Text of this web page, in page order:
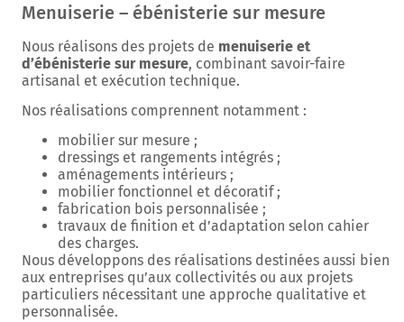
Menuiserie – ébénisterie sur mesure
Nous réalisons des projets de menuiserie et
d’ébénisterie sur mesure, combinant savoir-faire
artisanal et exécution technique.
Nos réalisations comprennent notamment :
mobilier sur mesure ;
dressings et rangements intégrés ;
aménagements intérieurs ;
mobilier fonctionnel et décoratif ;
fabrication bois personnalisée ;
travaux de finition et d’adaptation selon cahier
des charges.
Nous développons des réalisations destinées aussi bien
aux entreprises qu’aux collectivités ou aux projets
particuliers nécessitant une approche qualitative et
personnalisée.